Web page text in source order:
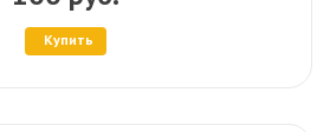
Купить